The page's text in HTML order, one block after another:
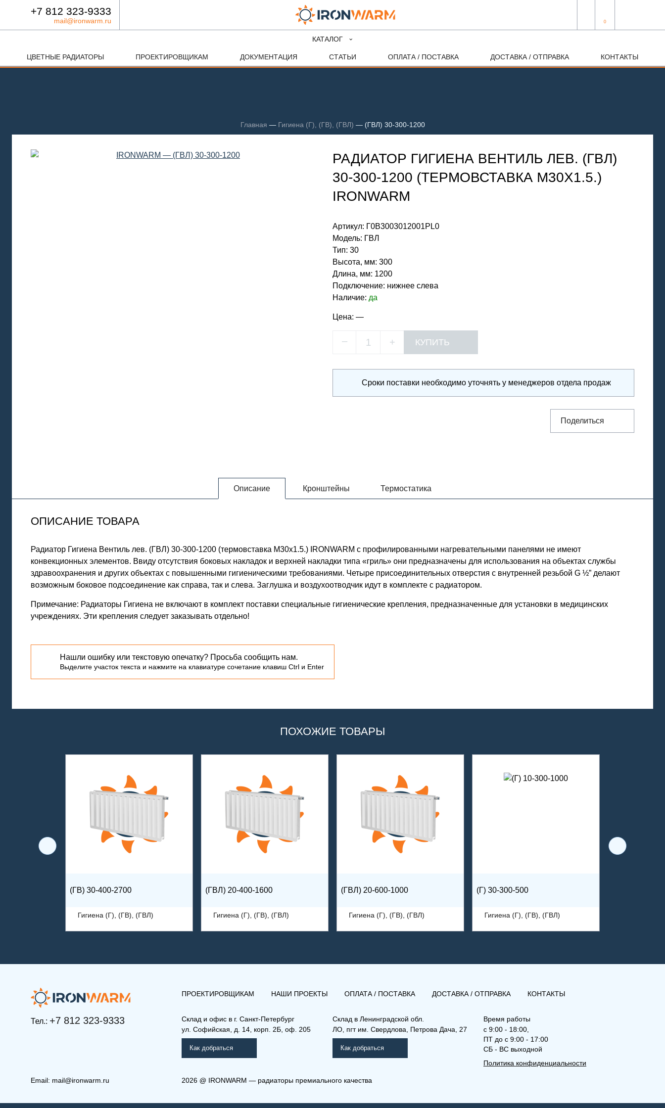
+7 812 323-9333
mail@ironwarm.ru 0
КАТАЛОГ
ЦВЕТНЫЕ РАДИАТОРЫ ПРОЕКТИРОВЩИКАМ ДОКУМЕНТАЦИЯ СТАТЬИ ОПЛАТА / ПОСТАВКА ДОСТАВКА / ОТПРАВКА КОНТАКТЫ
Главная — Гигиена (Г), (ГВ), (ГВЛ) — (ГВЛ) 30-300-1200
РАДИАТОР ГИГИЕНА ВЕНТИЛЬ ЛЕВ. (ГВЛ)
30-300-1200 (ТЕРМОВСТАВКА М30Х1.5.)
IRONWARM
Артикул: Г0В3003012001PL0
Модель: ГВЛ
Тип: 30
Высота, мм: 300
Длина, мм: 1200
Подключение: нижнее слева
Наличие: да
Цена: —
– +
Сроки поставки необходимо уточнять у менеджеров отдела продаж
Поделиться
Описание Кронштейны Термостатика
ОПИСАНИЕ ТОВАРА
Радиатор Гигиена Вентиль лев. (ГВЛ) 30-300-1200 (термовставка М30х1.5.) IRONWARM с профилированными нагревательными панелями не имеют
конвекционных элементов. Ввиду отсутствия боковых накладок и верхней накладки типа «гриль» они предназначены для использования на объектах службы
здравоохранения и других объектах с повышенными гигиеническими требованиями. Четыре присоединительных отверстия с внутренней резьбой G ½” делают
возможным боковое подсоединение как справа, так и слева. Заглушка и воздухоотводчик идут в комплекте с радиатором.
Примечание: Радиаторы Гигиена не включают в комплект поставки специальные гигиенические крепления, предназначенные для установки в медицинских
учреждениях. Эти крепления следует заказывать отдельно!
Нашли ошибку или текстовую опечатку? Просьба сообщить нам.
Выделите участок текста и нажмите на клавиатуре сочетание клавиш Ctrl и Enter
ПОХОЖИЕ ТОВАРЫ
(ГВ) 30-400-2700
Гигиена (Г), (ГВ), (ГВЛ)
(ГВЛ) 20-400-1600
Гигиена (Г), (ГВ), (ГВЛ)
(ГВЛ) 20-600-1000
Гигиена (Г), (ГВ), (ГВЛ)
(Г) 30-300-500
Гигиена (Г), (ГВ), (ГВЛ)
(Г) 20-600-2800 (Г) 10-900-1200 (ГВ) 30-300-1600
Тел.: +7 812 323-9333
ПРОЕКТИРОВЩИКАМ НАШИ ПРОЕКТЫ ОПЛАТА / ПОСТАВКА ДОСТАВКА / ОТПРАВКА КОНТАКТЫ
Склад и офис в г. Санкт-Петербург
ул. Софийская, д. 14, корп. 2Б, оф. 205
Как добраться
Склад в Ленинградской обл.
ЛО, пгт им. Свердлова, Петрова Дача, 27
Как добраться
Время работы
с 9:00 - 18:00,
ПТ до с 9:00 - 17:00
СБ - ВС выходной
Политика конфиденциальности
Email: mail@ironwarm.ru 2026 @ IRONWARM — радиаторы премиального качества